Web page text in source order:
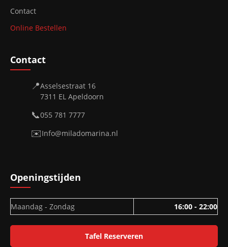
Contact
Online Bestellen
Contact
📍Asselsestraat 16
7311 EL Apeldoorn
📞055 781 7777
✉️Info@miladomarina.nl
Openingstijden
Maandag - Zondag 16:00 - 22:00
Tafel Reserveren